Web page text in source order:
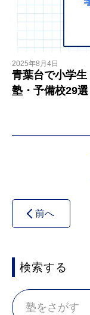
2025年8月4日
青葉台で小学
塾・予備校29選
前へ
検索する